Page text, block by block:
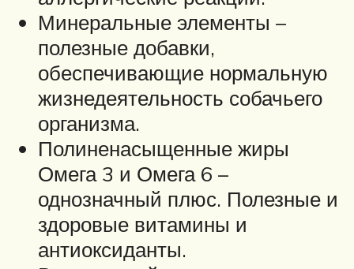
Минеральные элементы –
полезные добавки,
обеспечивающие нормальную
жизнедеятельность собачьего
организма.
Полиненасыщенные жиры
Омега 3 и Омега 6 –
однозначный плюс. Полезные и
здоровые витамины и
антиоксиданты.